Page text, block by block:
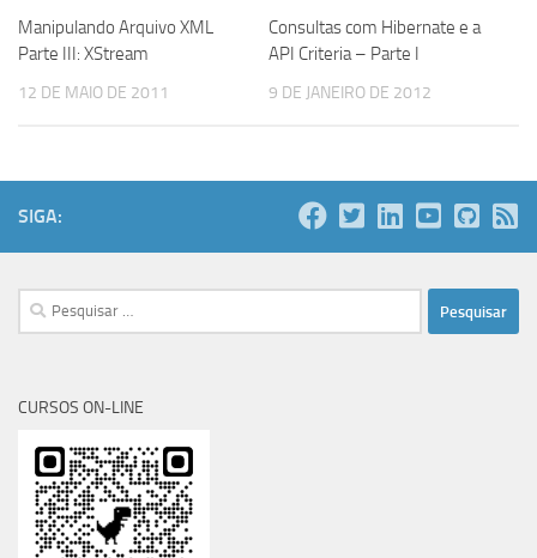
Manipulando Arquivo XML
Parte III: XStream
12 DE MAIO DE 2011
Consultas com Hibernate e a
API Criteria – Parte I
9 DE JANEIRO DE 2012
SIGA:
Pesquisar
por:
CURSOS ON-LINE